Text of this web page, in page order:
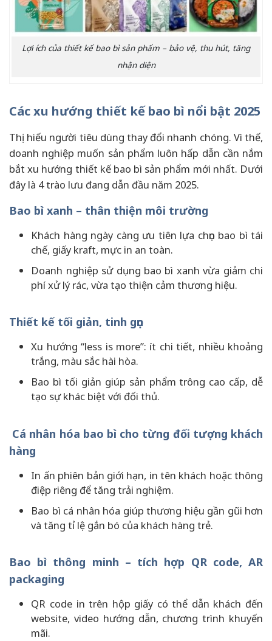
Lợi ích của thiết kế bao bì sản phẩm – bảo vệ, thu hút, tăng
nhận diện
Các xu hướng thiết kế bao bì nổi bật 2025
Thị hiếu người tiêu dùng thay đổi nhanh chóng. Vì thế,
doanh nghiệp muốn sản phẩm luôn hấp dẫn cần nắm
bắt xu hướng thiết kế bao bì sản phẩm mới nhất. Dưới
đây là 4 trào lưu đang dẫn đầu năm 2025.
Bao bì xanh – thân thiện môi trường
Khách hàng ngày càng ưu tiên lựa chọn bao bì tái
chế, giấy kraft, mực in an toàn.
Doanh nghiệp sử dụng bao bì xanh vừa giảm chi
phí xử lý rác, vừa tạo thiện cảm thương hiệu.
Thiết kế tối giản, tinh gọn
Xu hướng “less is more”: ít chi tiết, nhiều khoảng
trắng, màu sắc hài hòa.
Bao bì tối giản giúp sản phẩm trông cao cấp, dễ
tạo sự khác biệt với đối thủ.
Cá nhân hóa bao bì cho từng đối tượng khách
hàng
In ấn phiên bản giới hạn, in tên khách hoặc thông
điệp riêng để tăng trải nghiệm.
Bao bì cá nhân hóa giúp thương hiệu gần gũi hơn
và tăng tỉ lệ gắn bó của khách hàng trẻ.
Bao bì thông minh – tích hợp QR code, AR
packaging
QR code in trên hộp giấy có thể dẫn khách đến
website, video hướng dẫn, chương trình khuyến
mãi.